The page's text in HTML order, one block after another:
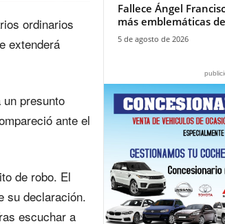
ordinarios
extenderá
presunto
ante el
de robo. El
su declaración.
escuchar a
Fallece Ángel
más emblemáticas
5 de agosto de 2026